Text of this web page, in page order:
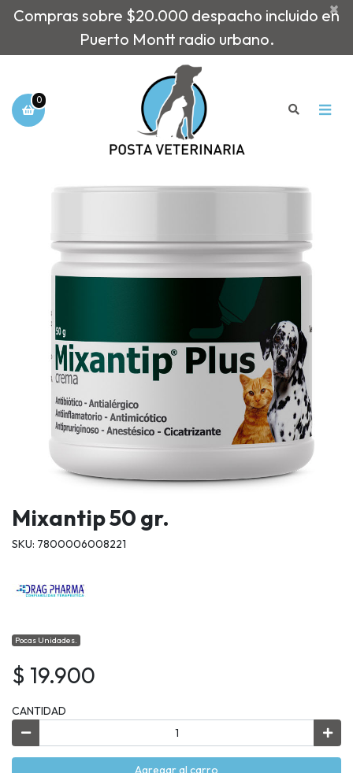
Compras sobre $20.000 despacho incluido en
Puerto Montt radio urbano.
×
0
Mixantip 50 gr.
SKU: 7800006008221
Pocas Unidades.
$ 19.900
CANTIDAD
Agregar al carro